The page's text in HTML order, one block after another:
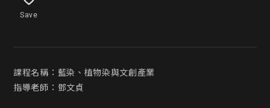
Save
課程名稱：藍染、植物染與文創產業
指導老師：鄧文貞